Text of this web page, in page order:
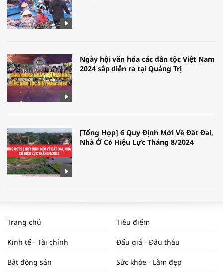
Ngày hội văn hóa các dân tộc Việt Nam
2024 sắp diễn ra tại Quảng Trị
[Tổng Hợp] 6 Quy Định Mới Về Đất Đai,
Nhà Ở Có Hiệu Lực Tháng 8/2024
NAM NĂM 2024 VÀ NĂM 2025 | NHỊP
ĐẬP THỊ TRƯỜNG #62
Trang chủ Tiêu điểm
Kinh tế - Tài chính Đấu giá - Đấu thầu
Bất động sản Sức khỏe - Làm đẹp